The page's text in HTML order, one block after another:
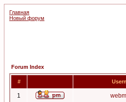
Главная
Новый форум
Forum Index
#
1